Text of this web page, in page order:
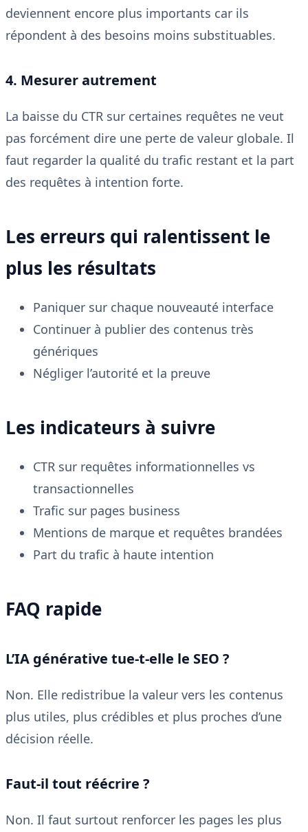
deviennent encore plus importants car ils
répondent à des besoins moins substituables.
4. Mesurer autrement
La baisse du CTR sur certaines requêtes ne veut
pas forcément dire une perte de valeur globale. Il
faut regarder la qualité du trafic restant et la part
des requêtes à intention forte.
Les erreurs qui ralentissent le
plus les résultats
Paniquer sur chaque nouveauté interface
Continuer à publier des contenus très
génériques
Négliger l’autorité et la preuve
Les indicateurs à suivre
CTR sur requêtes informationnelles vs
transactionnelles
Trafic sur pages business
Mentions de marque et requêtes brandées
Part du trafic à haute intention
FAQ rapide
L’IA générative tue-t-elle le SEO ?
Non. Elle redistribue la valeur vers les contenus
plus utiles, plus crédibles et plus proches d’une
décision réelle.
Faut-il tout réécrire ?
Non. Il faut surtout renforcer les pages les plus